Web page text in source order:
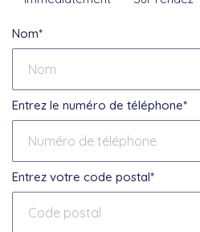
Nom*
Entrez le numéro de téléphone*
Entrez votre code postal*